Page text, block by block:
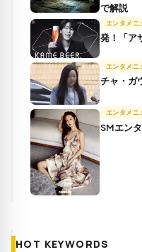
で解説
エンタメニ
発！「ア
エンタメニ
チャ・ガ
エンタメニ
SMエン
HOT KEYWORDS